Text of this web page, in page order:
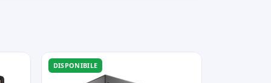
DISPONIBILE